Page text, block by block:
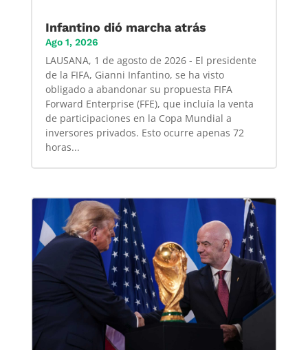
Infantino dió marcha atrás
Ago 1, 2026
LAUSANA, 1 de agosto de 2026 - El presidente
de la FIFA, Gianni Infantino, se ha visto
obligado a abandonar su propuesta FIFA
Forward Enterprise (FFE), que incluía la venta
de participaciones en la Copa Mundial a
inversores privados. Esto ocurre apenas 72
horas...